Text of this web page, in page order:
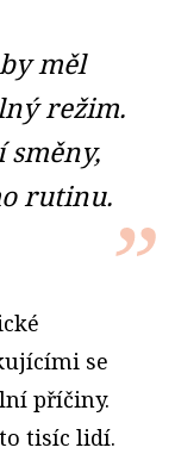
měl
režim.
rutinu.
se
příčiny.
tisíc lidí.